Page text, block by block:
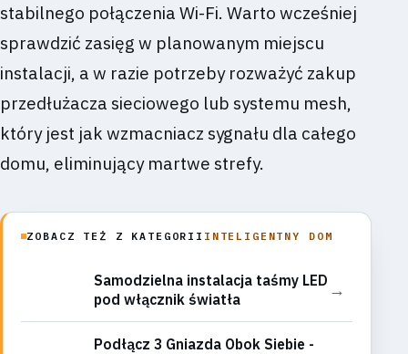
stabilnego połączenia Wi-Fi. Warto wcześniej
sprawdzić zasięg w planowanym miejscu
instalacji, a w razie potrzeby rozważyć zakup
przedłużacza sieciowego lub systemu mesh,
który jest jak wzmacniacz sygnału dla całego
domu, eliminujący martwe strefy.
ZOBACZ TEŻ Z KATEGORII INTELIGENTNY DOM
Samodzielna instalacja taśmy LED
pod włącznik światła
→
Podłącz 3 Gniazda Obok Siebie -